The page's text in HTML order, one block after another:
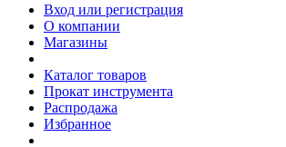
Вход или регистрация
О компании
Магазины
Каталог товаров
Прокат инструмента
Распродажа
Избранное